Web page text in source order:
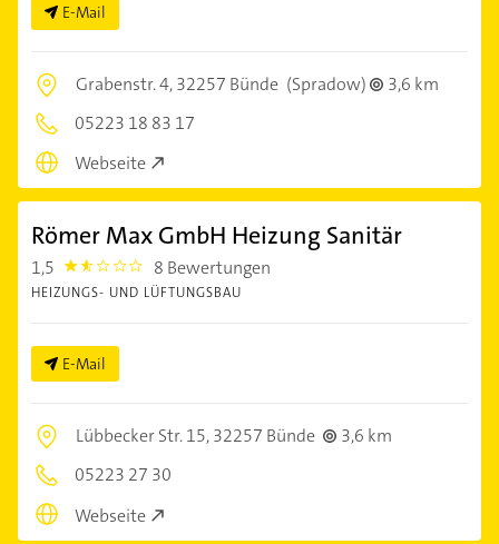
E-Mail
Grabenstr. 4,32257 Bünde (Spradow)
3,6 km
05223 18 83 17
Webseite
Römer Max GmbH Heizung Sanitär
1,5 1.5 8 Bewertungen
HEIZUNGS- UND LÜFTUNGSBAU
E-Mail
Lübbecker Str. 15,32257 Bünde
3,6 km
05223 27 30
Webseite